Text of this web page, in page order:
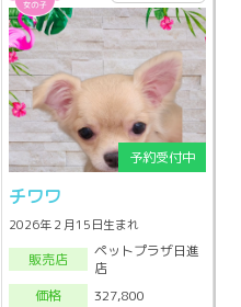
チワワ
2026年２月15日生まれ
販売店
ペットプラザ日進
店
価格
327,800